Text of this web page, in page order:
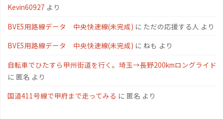
Kevin60927 より
BVE5用路線データ 中央快速線(未完成) に ただの応援する人 より
BVE5用路線データ 中央快速線(未完成) に ねも より
自転車でひたすら甲州街道を行く。埼玉→長野200kmロングライド
に 匿名 より
国道411号線で甲府まで走ってみる に 匿名 より